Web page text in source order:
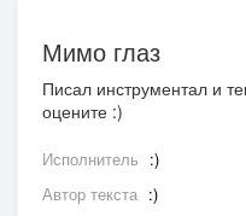
Мимо глаз
Писал инструментал и
оцените :)
Исполнитель :)
Автор текста :)